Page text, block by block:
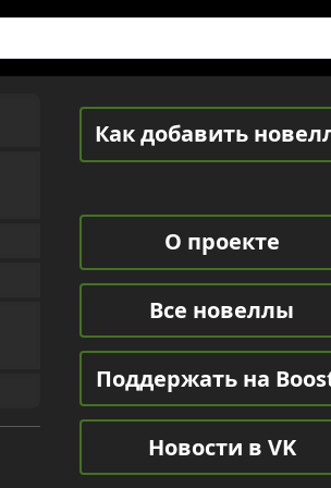
Как добавить
О проекте
Все новеллы
Поддержать на
Новости в VK